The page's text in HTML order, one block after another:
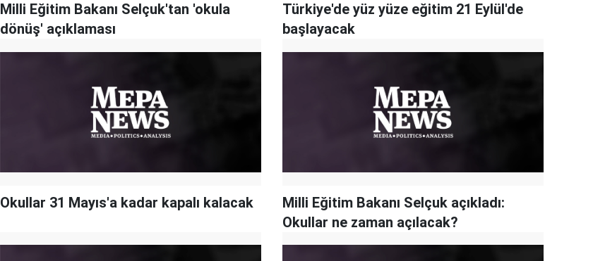
Milli Eğitim Bakanı Selçuk'tan 'okula
dönüş' açıklaması
Türkiye'de yüz yüze eğitim 21 Eylül'de
başlayacak
Okullar 31 Mayıs'a kadar kapalı kalacak
Milli Eğitim Bakanı Selçuk açıkladı:
Okullar ne zaman açılacak?